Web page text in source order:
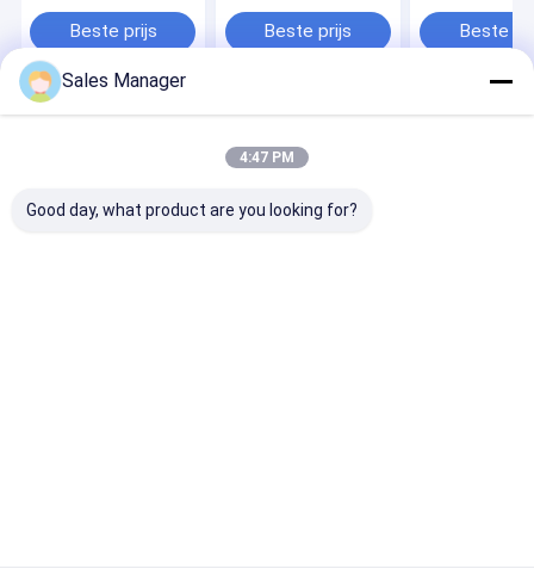
invriezerBeste prijs
van -35°C tot 45°C
en
Beste prijs Beste
Thuis Ongeveer ons
Contacteer ons
Sitemap
Privacybeleid
Reserved.
Sales Manager
4:47 PM
Good day, what product are you looking for?